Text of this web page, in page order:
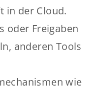
in der Cloud.
oder Freigaben
anderen Tools
wie